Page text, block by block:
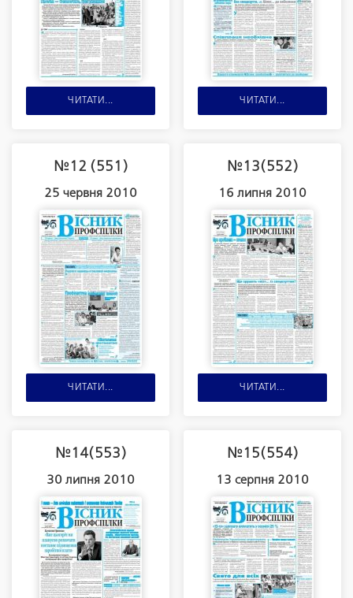
ЧИТАТИ... ЧИТАТИ...
№12 (551)
25 червня 2010
ЧИТАТИ...
№13(552)
16 липня 2010
ЧИТАТИ...
№14(553)
30 липня 2010
№15(554)
13 серпня 2010